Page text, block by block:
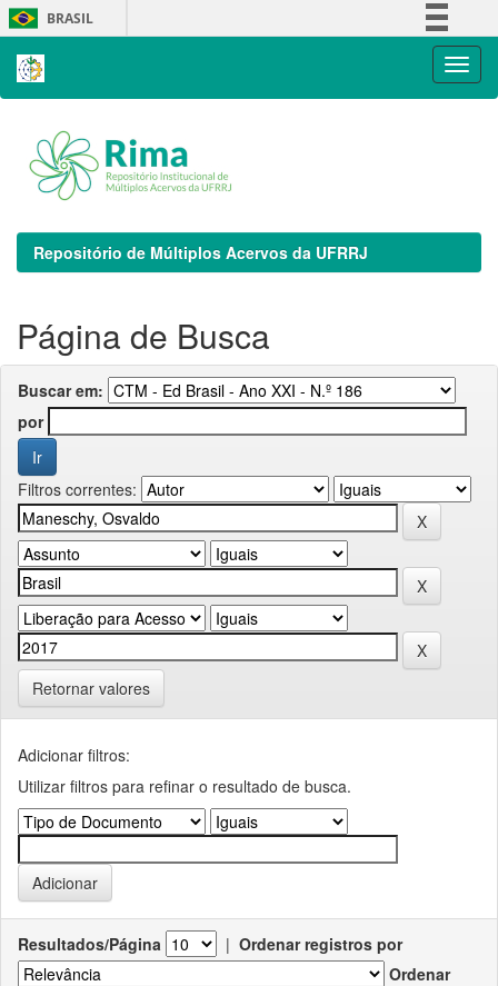
Skip
navigation
BRASIL
Repositório de Múltiplos Acervos da UFRRJ
Página de Busca
Buscar em:
por
Filtros correntes:
Retornar valores
Adicionar filtros:
Utilizar filtros para refinar o resultado de busca.
Resultados/Página | Ordenar registros por
Ordenar